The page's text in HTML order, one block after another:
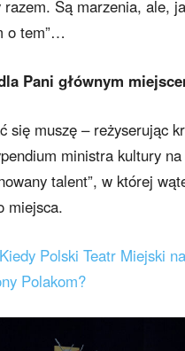
razem. Są marzenia, ale,
o tem”…
Pani głównym
się muszę – reżyserując
ministra kultury
talent”, w której
miejsca.
Kiedy Polski Teatr Miejski
Polakom?